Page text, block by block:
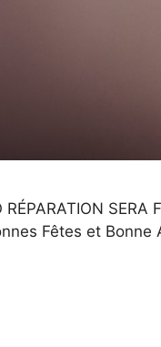
RÉPARATION
Fêtes et Bonne